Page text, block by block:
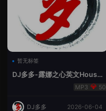
暂无标签
DJ多多-露娜之心英文House
50
DJ多多 2026-06-04